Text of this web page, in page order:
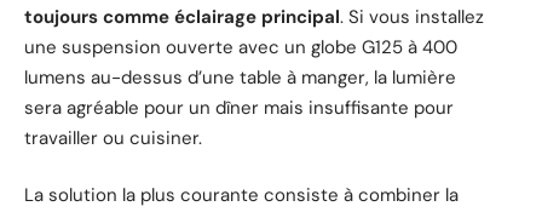
toujours comme éclairage principal. Si vous installez
une suspension ouverte avec un globe G125 à 400
lumens au-dessus d’une table à manger, la lumière
sera agréable pour un dîner mais insuffisante pour
travailler ou cuisiner.
La solution la plus courante consiste à combiner la